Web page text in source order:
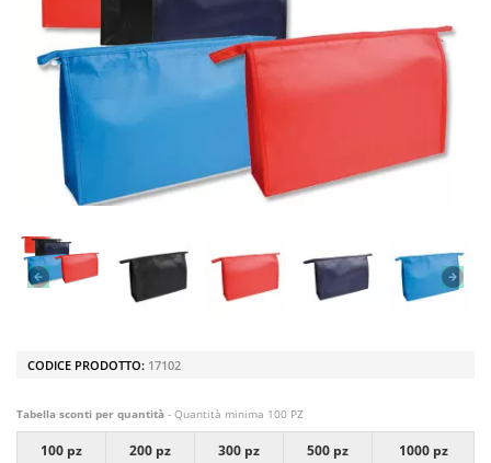
CODICE PRODOTTO: 17102
Tabella sconti per quantità - Quantità minima 100 PZ
100 pz 200 pz 300 pz 500 pz
1000 pz